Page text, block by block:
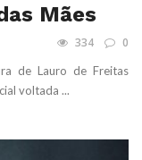
Mães
334 0
de Lauro de Freitas
voltada ...